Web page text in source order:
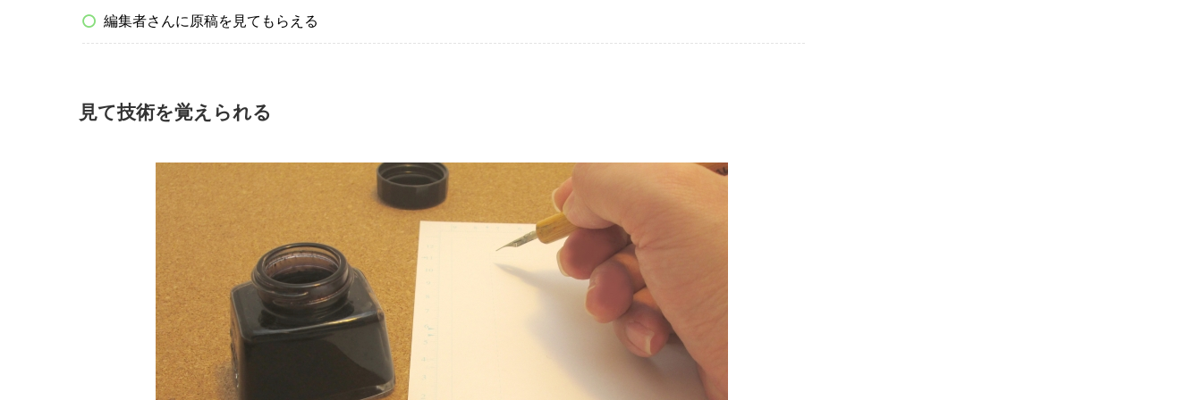
編集者さんに原稿を見てもらえる
見て技術を覚えられる